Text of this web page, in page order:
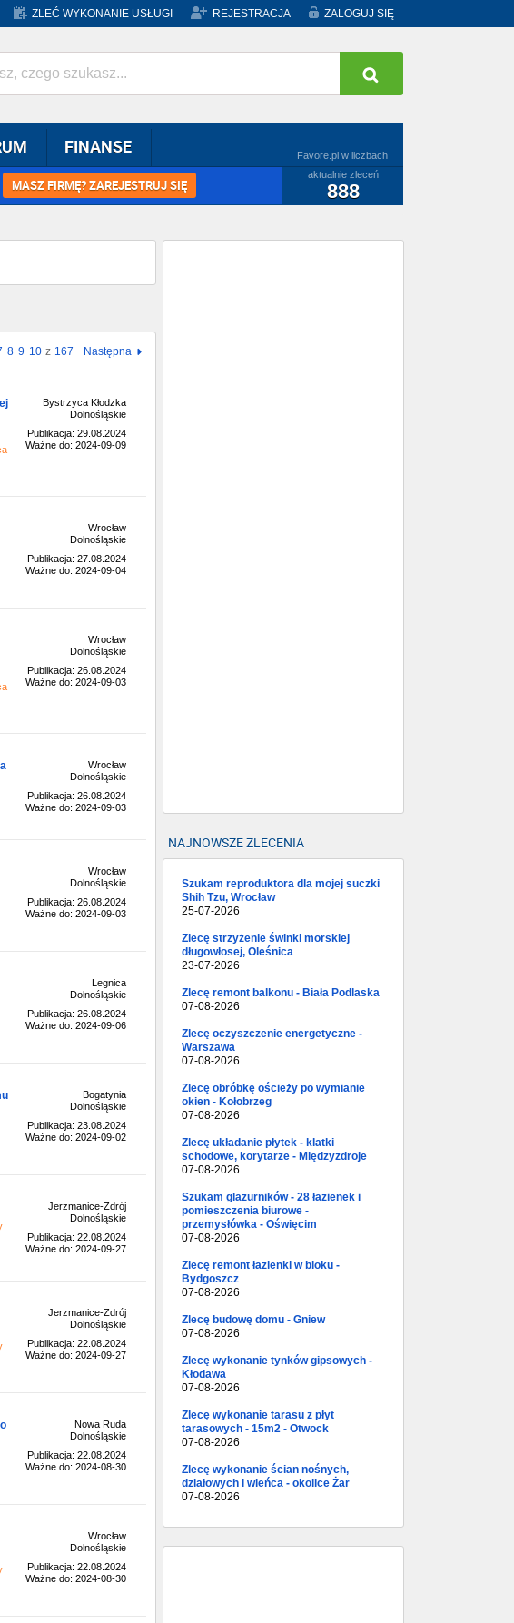
ZLEĆ WYKONANIE USŁUGI REJESTRACJA ZALOGUJ SIĘ
MASZ FIRMĘ? ZAREJESTRUJ SIĘ
Favore.pl w liczbach
aktualnie zleceń
888
FINANSE
8 9 10 z 167 Następna
Bystrzyca Kłodzka
Dolnośląskie
Publikacja: 29.08.2024
Ważne do: 2024-09-09
Wrocław
Dolnośląskie
Publikacja: 27.08.2024
Ważne do: 2024-09-04
Wrocław
Dolnośląskie
Publikacja: 26.08.2024
Ważne do: 2024-09-03
Wrocław
Dolnośląskie
Publikacja: 26.08.2024
Ważne do: 2024-09-03
Wrocław
Dolnośląskie
Publikacja: 26.08.2024
Ważne do: 2024-09-03
Legnica
Dolnośląskie
Publikacja: 26.08.2024
Ważne do: 2024-09-06
Bogatynia
Dolnośląskie
Publikacja: 23.08.2024
Ważne do: 2024-09-02
Jerzmanice-Zdrój
Dolnośląskie
Publikacja: 22.08.2024
Ważne do: 2024-09-27
Jerzmanice-Zdrój
Dolnośląskie
Publikacja: 22.08.2024
Ważne do: 2024-09-27
Nowa Ruda
Dolnośląskie
Publikacja: 22.08.2024
Ważne do: 2024-08-30
Wrocław
Dolnośląskie
Publikacja: 22.08.2024
Ważne do: 2024-08-30
NAJNOWSZE ZLECENIA
Szukam reproduktora dla mojej suczki
Shih Tzu, Wrocław
25-07-2026
Zlecę strzyżenie świnki morskiej
długowłosej, Oleśnica
23-07-2026
Zlecę remont balkonu - Biała Podlaska
07-08-2026
Zlecę oczyszczenie energetyczne -
Warszawa
07-08-2026
Zlecę obróbkę ościeży po wymianie
okien - Kołobrzeg
07-08-2026
Zlecę układanie płytek - klatki
schodowe, korytarze - Międzyzdroje
07-08-2026
Szukam glazurników - 28 łazienek i
pomieszczenia biurowe -
przemysłówka - Oświęcim
07-08-2026
Zlecę remont łazienki w bloku -
Bydgoszcz
07-08-2026
Zlecę budowę domu - Gniew
07-08-2026
Zlecę wykonanie tynków gipsowych -
Kłodawa
07-08-2026
Zlecę wykonanie tarasu z płyt
tarasowych - 15m2 - Otwock
07-08-2026
Zlecę wykonanie ścian nośnych,
działowych i wieńca - okolice Żar
07-08-2026